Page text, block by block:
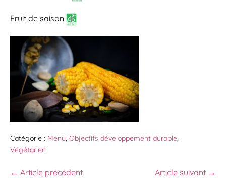
Fruit de saison
Catégorie : Menu Objectifs développement durable
Végétarien
← Article précédent Article suivant →